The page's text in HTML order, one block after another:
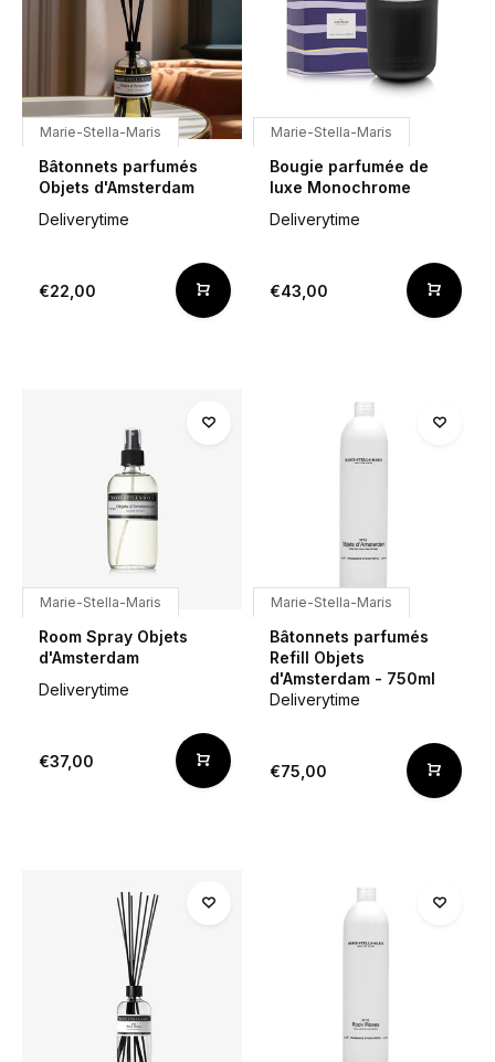
Marie-Stella-Maris
Bâtonnets parfumés
Objets d'Amsterdam
Deliverytime
€22,00
Marie-Stella-Maris
Bougie parfumée de
luxe Monochrome
Deliverytime
€43,00
Marie-Stella-Maris
Room Spray Objets
d'Amsterdam
Deliverytime
€37,00
Marie-Stella-Maris
Bâtonnets parfumés
Refill Objets
d'Amsterdam - 750ml
Deliverytime
€75,00